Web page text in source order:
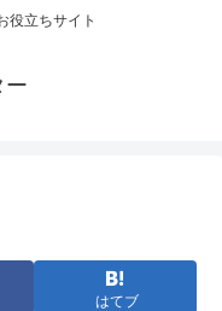
役立ちサイト
ー
はてブ